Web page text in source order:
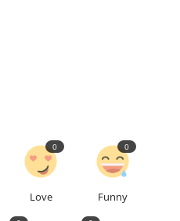
Love
0
Funny
0